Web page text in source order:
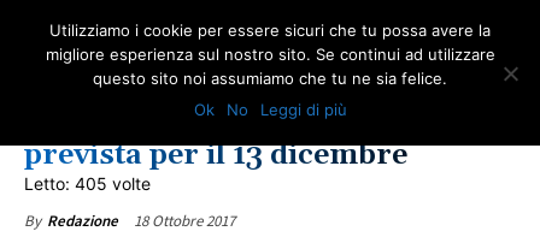
COMUNICATI ONA
Eternit Bis: prossima udienza
prevista per il 13 dicembre
Letto: 405 volte
By Redazione 18 Ottobre 2017
Utilizziamo i cookie per essere sicuri che tu possa avere la
migliore esperienza sul nostro sito. Se continui ad utilizzare
questo sito noi assumiamo che tu ne sia felice.
Ok
No Leggi di più